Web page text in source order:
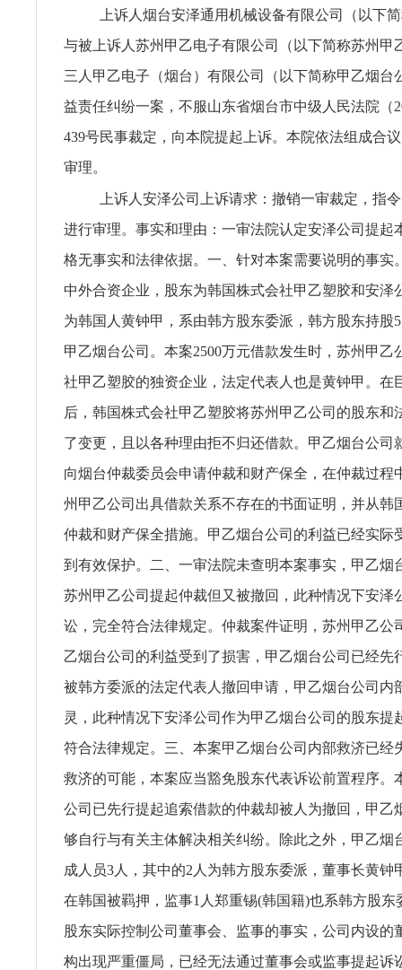
上诉人烟台安泽通用机械设备有限公司（以下
与被上诉人苏州甲乙电子有限公司（以下简称苏州甲
三人甲乙电子（烟台）有限公司（以下简称甲乙烟台
益责任纠纷一案，不服山东省烟台市中级人民法院（
439号民事裁定，向本院提起上诉。本院依法组成合
审理。
上诉人安泽公司上诉请求：撤销一审裁定，指
进行审理。事实和理由：一审法院认定安泽公司提起
格无事实和法律依据。一、针对本案需要说明的事实
中外合资企业，股东为韩国株式会社甲乙塑胶和安泽
为韩国人黄钟甲，系由韩方股东委派，韩方股东持股
甲乙烟台公司。本案2500万元借款发生时，苏州甲乙
社甲乙塑胶的独资企业，法定代表人也是黄钟甲。在
后，韩国株式会社甲乙塑胶将苏州甲乙公司的股东和
了变更，且以各种理由拒不归还借款。甲乙烟台公司
向烟台仲裁委员会申请仲裁和财产保全，在仲裁过程
州甲乙公司出具借款关系不存在的书面证明，并从韩
仲裁和财产保全措施。甲乙烟台公司的利益已经实际
到有效保护。二、一审法院未查明本案事实，甲乙烟
苏州甲乙公司提起仲裁但又被撤回，此种情况下安泽
讼，完全符合法律规定。仲裁案件证明，苏州甲乙公
乙烟台公司的利益受到了损害，甲乙烟台公司已经先
被韩方委派的法定代表人撤回申请，甲乙烟台公司内
灵，此种情况下安泽公司作为甲乙烟台公司的股东提
符合法律规定。三、本案甲乙烟台公司内部救济已经
救济的可能，本案应当豁免股东代表诉讼前置程序。
公司已先行提起追索借款的仲裁却被人为撤回，甲乙
够自行与有关主体解决相关纠纷。除此之外，甲乙烟
成人员3人，其中的2人为韩方股东委派，董事长黄钟
在韩国被羁押，监事1人郑重锡(韩国籍)也系韩方股东
股东实际控制公司董事会、监事的事实，公司内设的
构出现严重僵局，已经无法通过董事会或监事提起诉